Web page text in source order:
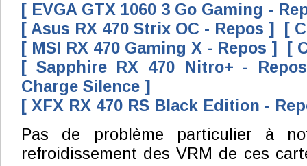
[ EVGA GTX 1060 3 Go Gaming -
[ Asus RX 470 Strix OC - Repos ]
[
[ MSI RX 470 Gaming X - Repos ]
[
[ Sapphire RX 470 Nitro+ -
Charge Silence ]
[ XFX RX 470 RS Black Edition -
Pas de problème particulier à
refroidissement des VRM de ces